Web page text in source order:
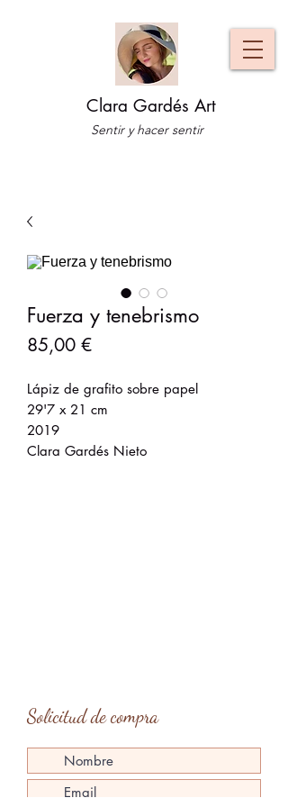
Clara Gardés Art
Sentir y hacer sentir
Fuerza y tenebrismo
85,00 €Precio
Lápiz de grafito sobre papel
29'7 x 21 cm
2019
Clara Gardés Nieto
Solicitud de compra